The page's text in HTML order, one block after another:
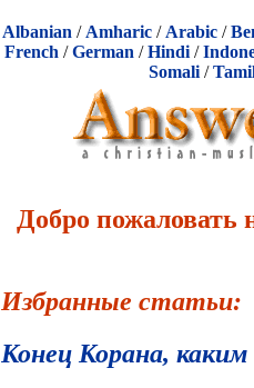
Albanian / Amharic / Arabic /
French /German /Hindi /
Somali/
Добро пожаловать
Избранные статьи:
Конец Корана,